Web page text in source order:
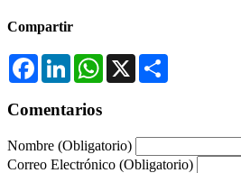
Compartir
FacebookLinkedInWhatsApp
X
Comentarios
Nombre (Obligatorio)
Correo Electrónico (Obligatorio)